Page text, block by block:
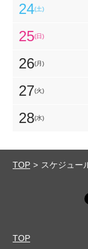
24(土)
25(日)
26(月)
27(火)
28(水)
TOP スケジュー
TOP